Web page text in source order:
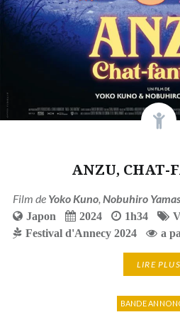
ANZU, CHAT-
Film de Yoko Kuno, Nobuhiro
Japon 2024 1h34
Festival d'Annecy 2024
a
LIRE PLUS
BANDE